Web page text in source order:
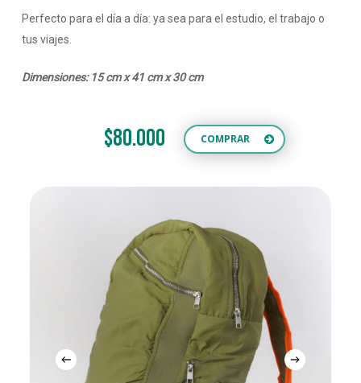
Perfecto para el día a día: ya sea para el estudio, el trabajo o
tus viajes.
Dimensiones: 15 cm x 41 cm x 30 cm
$80.000 COMPRAR